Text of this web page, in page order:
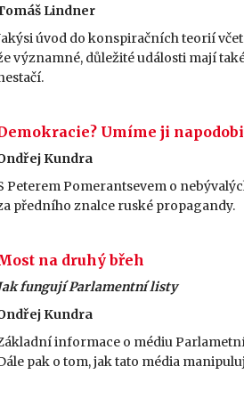
Lindner
úvod do konspiračních teorií
významné, důležité události mají
Umíme ji
Kundra
Peterem Pomerantsevem o
předního znalce ruské propagandy.
na druhý břeh
fungují Parlamentní listy
Kundra
informace o médiu
pak o tom, jak tato média